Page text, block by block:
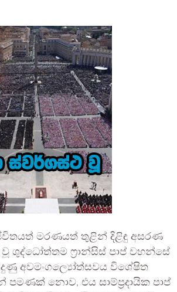
මරණයත් තුළින් දිළිඳු අසරණ
ශුද්ධෝත්තම ෆ්‍රාන්සිස් පාප් වහන්සේ
අවමංගල්‍යෝත්සවය විශේෂිත
නොව, එය සාම්ප්‍රදායික පාප්